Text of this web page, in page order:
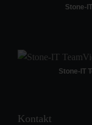
Stone-
Stone-IT
Kontakt